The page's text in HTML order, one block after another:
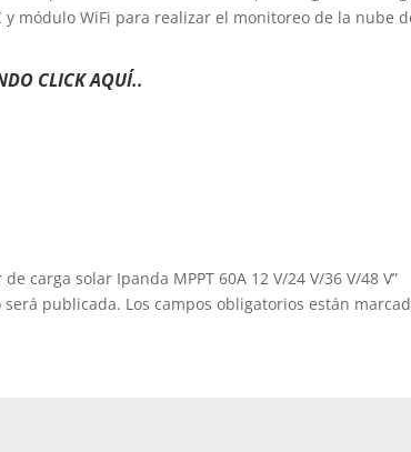
módulo WiFi para realizar el monitoreo de la nube
CLICK AQUÍ..
carga solar Ipanda MPPT 60A 12 V/24 V/36 V/48 V”
publicada. Los campos obligatorios están